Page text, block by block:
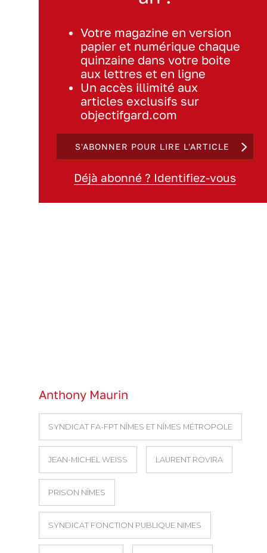
Votre magazine en version
papier et numérique chaque
quinzaine dans votre boite
aux lettres et en ligne
Un accès illimité aux
articles exclusifs sur
objectifgard.com
S'ABONNER POUR LIRE L'ARTICLE
Déjà abonné ? Identifiez-vous
Anthony Maurin
SYNDICAT FA-FPT NÎMES ET NÎMES MÉTROPOLE
JEAN-MICHEL WEISS LAURENT ROVIRA
PRISON NÎMES
SYNDICAT FONCTION PUBLIQUE NIMES